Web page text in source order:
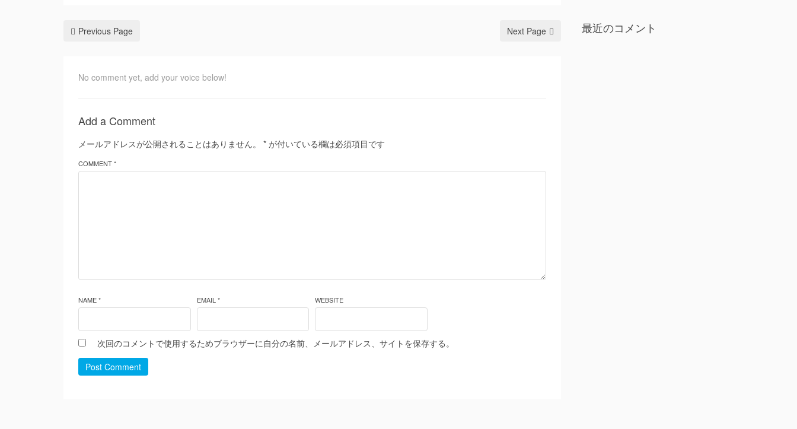
Previous Page Next Page
No comment yet, add your voice below!
Add a Comment
メールアドレスが公開されることはありません。 * が付いている欄は必須項目です
COMMENT *
NAME * EMAIL * WEBSITE
次回のコメントで使用するためブラウザーに自分の名前、メールアドレス、サイトを保存する。
Post Comment
最近のコメント